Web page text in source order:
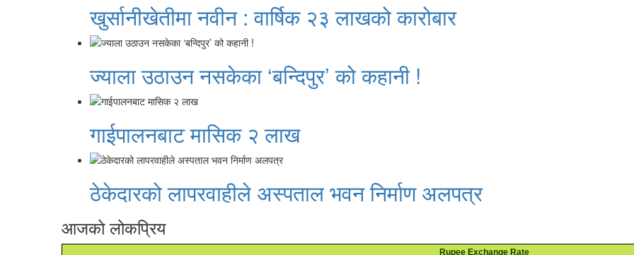
खुर्सानीखेतीमा नवीन : वार्षिक २३ लाखको कारोबार
ज्याला उठाउन नसकेका ‘बन्दिपुर’ को कहानी !
गाईपालनबाट मासिक २ लाख
ठेकेदारको लापरवाहीले अस्पताल भवन निर्माण अलपत्र
आजको लोकप्रिय
Rupee Exchange Rate